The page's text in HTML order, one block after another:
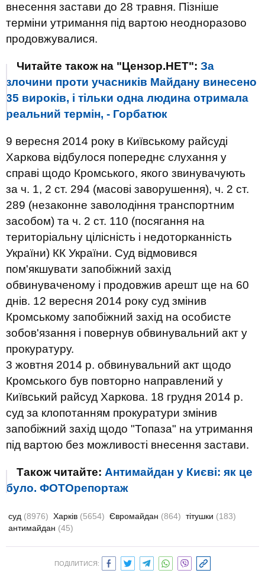
внесення застави до 28 травня. Пізніше
терміни утримання під вартою неодноразово
продовжувалися.
Читайте також на "Цензор.НЕТ": За
злочини проти учасників Майдану винесено
35 вироків, і тільки одна людина отримала
реальний термін, - Горбатюк
9 вересня 2014 року в Київському райсуді
Харкова відбулося попереднє слухання у
справі щодо Кромського, якого звинувачують
за ч. 1, 2 ст. 294 (масові заворушення), ч. 2 ст.
289 (незаконне заволодіння транспортним
засобом) та ч. 2 ст. 110 (посягання на
територіальну цілісність і недоторканність
України) КК України. Суд відмовився
пом'якшувати запобіжний захід
обвинуваченому і продовжив арешт ще на 60
днів. 12 вересня 2014 року суд змінив
Кромському запобіжний захід на особисте
зобов'язання і повернув обвинувальний акт у
прокуратуру.
3 жовтня 2014 р. обвинувальний акт щодо
Кромського був повторно направлений у
Київський райсуд Харкова. 18 грудня 2014 р.
суд за клопотанням прокуратури змінив
запобіжний захід щодо "Топаза" на утримання
під вартою без можливості внесення застави.
Також читайте: Антимайдан у Києві: як це
було. ФОТОрепортаж
суд (8976) Харків (5654) Євромайдан (864) тітушки (183)
антимайдан (45)
ПОДІЛИТИСЯ: